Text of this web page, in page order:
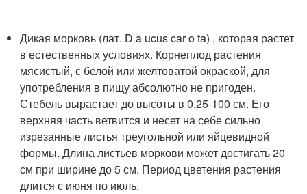
Дикая морковь (лат. D a ucus car o ta) , которая растет
в естественных условиях. Корнеплод растения
мясистый, с белой или желтоватой окраской, для
употребления в пищу абсолютно не пригоден.
Стебель вырастает до высоты в 0,25-100 см. Его
верхняя часть ветвится и несет на себе сильно
изрезанные листья треугольной или яйцевидной
формы. Длина листьев моркови может достигать 20
см при ширине до 5 см. Период цветения растения
длится с июня по июль.